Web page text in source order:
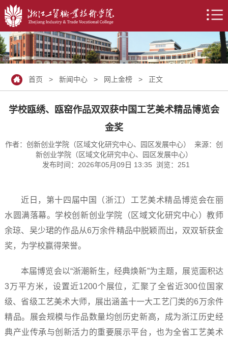
首页 >新闻中心 > 网上金榜 > 正文
学校瓯绣、瓯窑作品双双获中国工艺美术精品博览会
金奖
作者：创新创业学院（区域文化研究中心、园区发展中心） 来源：创
新创业学院（区域文化研究中心、园区发展中心）
发布时间：2026年05月09日 13:35 浏览： 251
近日，第十四届中国（浙江）工艺美术精品博览会在丽
水圆满落幕。学校创新创业学院（区域文化研究中心）教师
余琼、吴少珺的作品从6万余件精品中脱颖而出，双双斩获金
奖，为学校赢得荣誉。
本届博览会以“浙潮新生，经典焕新”为主题，展览面积达
3万平方米，设置近1200个展位，汇聚了全省近300位国家
级、省级工艺美术大师，展出涵盖十一大工艺门类的6万余件
精品。展会规模与作品数量均创历史新高，成为浙江历史经
典产业传承与创新活力的重要展示平台，也为全省工艺美术